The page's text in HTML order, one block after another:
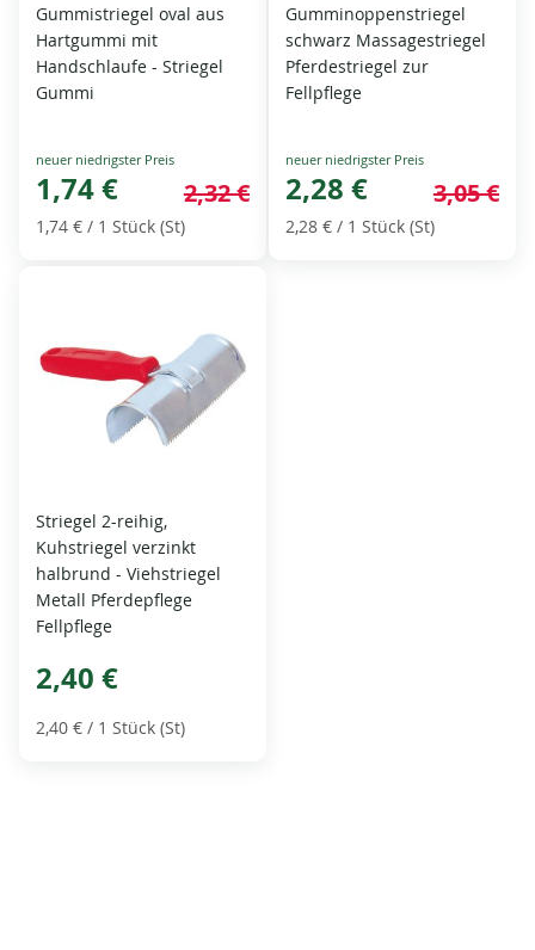
Gummistriegel oval aus
Hartgummi mit
Handschlaufe - Striegel
Gummi
Special
Price
1,74 € 2,32 €
1,74 € / 1 Stück (St)
Gumminoppenstriegel
schwarz Massagestriegel
Pferdestriegel zur
Fellpflege
Special
Price
2,28 € 3,05 €
2,28 € / 1 Stück (St)
Striegel 2-reihig,
Kuhstriegel verzinkt
halbrund - Viehstriegel
Metall Pferdepflege
Fellpflege
2,40 €
2,40 € / 1 Stück (St)